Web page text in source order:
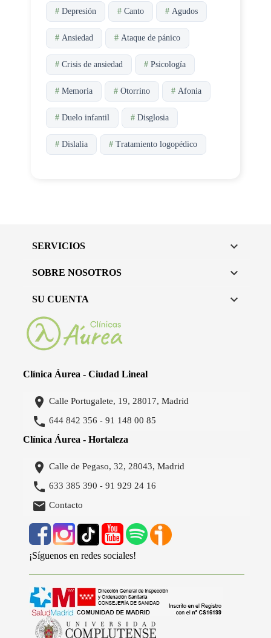
# Depresión # Canto # Agudos
# Ansiedad # Ataque de pánico
# Crisis de ansiedad # Psicología
# Memoria # Otorrino # Afonia
# Duelo infantil # Disglosia
# Dislalia # Tratamiento logopédico
SERVICIOS 
SOBRE NOSOTROS 
SU CUENTA 
Clínica Áurea - Ciudad Lineal
 Calle Portugalete, 19, 28017, Madrid
 644 842 356 -91 148 00 85
Clínica Áurea - Hortaleza
 Calle de Pegaso, 32, 28043, Madrid
 633 385 390 -91 929 24 16
 Contacto
¡Síguenos en redes sociales!